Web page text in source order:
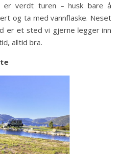
er verdt turen – husk bare å
og ta med vannflaske. Neset
er et sted vi gjerne legger inn
alltid bra.